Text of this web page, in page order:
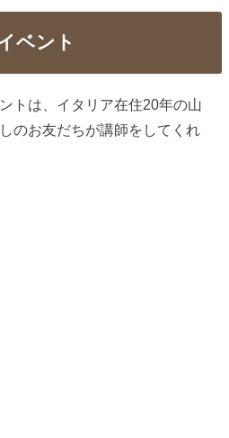
ベント
トは、イタリア在住20年の山
のお友だちが講師をしてくれ